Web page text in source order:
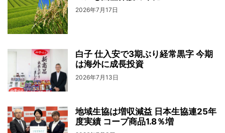
2026年7月17日
白子 仕入安で3期ぶり経常黒字 今期
は海外に成長投資
2026年7月13日
地域生協は増収減益 日本生協連25年
度実績 コープ商品1.8％増